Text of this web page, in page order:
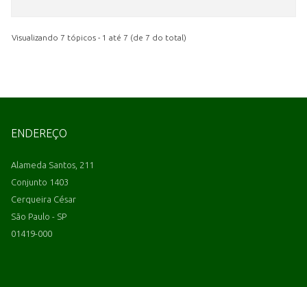
Visualizando 7 tópicos - 1 até 7 (de 7 do total)
ENDEREÇO
Alameda Santos, 211
Conjunto 1403
Cerqueira César
São Paulo - SP
01419-000